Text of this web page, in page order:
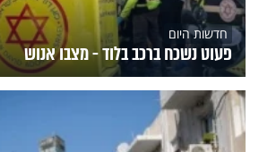
חדשות היום
פעוט נשכח ברכב בלוד - מצבו אנוש